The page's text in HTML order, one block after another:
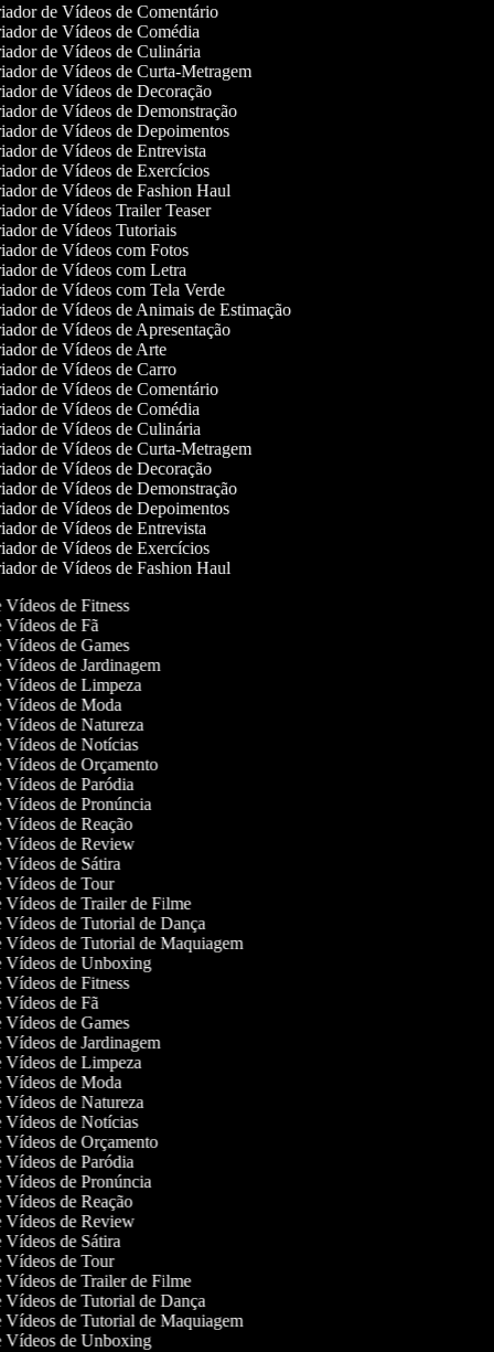
de Vídeos de Comentário
de Vídeos de Comédia
de Vídeos de Culinária
de Vídeos de Curta-Metragem
de Vídeos de Decoração
de Vídeos de Demonstração
de Vídeos de Depoimentos
de Vídeos de Entrevista
de Vídeos de Exercícios
de Vídeos de Fashion Haul
de Vídeos Trailer Teaser
de Vídeos Tutoriais
de Vídeos com Fotos
de Vídeos com Letra
de Vídeos com Tela Verde
de Vídeos de Animais de Estimação
de Vídeos de Apresentação
de Vídeos de Arte
de Vídeos de Carro
de Vídeos de Comentário
de Vídeos de Comédia
de Vídeos de Culinária
de Vídeos de Curta-Metragem
de Vídeos de Decoração
de Vídeos de Demonstração
de Vídeos de Depoimentos
de Vídeos de Entrevista
de Vídeos de Exercícios
de Vídeos de Fashion Haul
Vídeos de Fitness
Vídeos de Fã
Vídeos de Games
Vídeos de Jardinagem
Vídeos de Limpeza
Vídeos de Moda
Vídeos de Natureza
Vídeos de Notícias
Vídeos de Orçamento
Vídeos de Paródia
Vídeos de Pronúncia
Vídeos de Reação
Vídeos de Review
Vídeos de Sátira
Vídeos de Tour
Vídeos de Trailer de Filme
Vídeos de Tutorial de Dança
Vídeos de Tutorial de Maquiagem
Vídeos de Unboxing
Vídeos de Fitness
Vídeos de Fã
Vídeos de Games
Vídeos de Jardinagem
Vídeos de Limpeza
Vídeos de Moda
Vídeos de Natureza
Vídeos de Notícias
Vídeos de Orçamento
Vídeos de Paródia
Vídeos de Pronúncia
Vídeos de Reação
Vídeos de Review
Vídeos de Sátira
Vídeos de Tour
Vídeos de Trailer de Filme
Vídeos de Tutorial de Dança
Vídeos de Tutorial de Maquiagem
Vídeos de Unboxing